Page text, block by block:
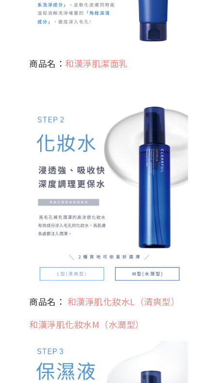
商品名： 和漢淨肌潔面乳
商品名： 和漢淨肌化妝水L（清爽型）
和漢淨肌化妝水M（水潤型）